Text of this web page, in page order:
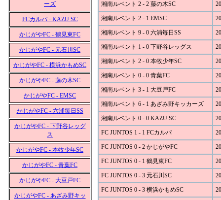
ーズ
FCカルパ - KAZU SC
かじがやFC - 鶴見東FC
かじがやFC - 元石川SC
かじがやFC - 横浜かもめSC
かじがやFC - 藤の木SC
かじがやFC - EMSC
かじがやFC - 六浦毎日SS
かじがやFC - 下野谷レッグ
ス
かじがやFC - 本牧少年SC
かじがやFC - 青葉FC
かじがやFC - 大豆戸FC
かじがやFC - あざみ野キッ
湘南ルベント 2 - 2 藤の木SC
湘南ルベント 2 - 1 EMSC
湘南ルベント 9 - 0 六浦毎日SS
湘南ルベント 1 - 0 下野谷レッグス
湘南ルベント 2 - 0 本牧少年SC
湘南ルベント 0 - 0 青葉FC
湘南ルベント 3 - 1 大豆戸FC
湘南ルベント 6 - 1 あざみ野キッカーズ
湘南ルベント 0 - 0 KAZU SC
FC JUNTOS 1 - 1 FCカルパ
FC JUNTOS 0 - 2 かじがやFC
FC JUNTOS 0 - 1 鶴見東FC
FC JUNTOS 0 - 3 元石川SC
FC JUNTOS 0 - 3 横浜かもめSC